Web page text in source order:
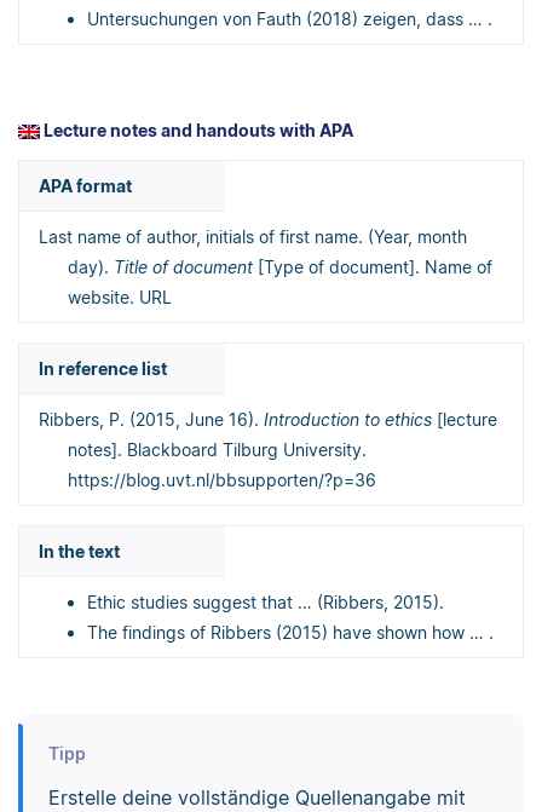
Untersuchungen von Fauth (2018) zeigen, dass … .
Lecture notes and handouts with APA
APA format
Last name of author, initials of first name. (Year, month
day). Title of document [Type of document]. Name of
website. URL
In reference list
Ribbers, P. (2015, June 16). Introduction to ethics [lecture
notes]. Blackboard Tilburg University.
https://blog.uvt.nl/bbsupporten/?p=36
In the text
Ethic studies suggest that … (Ribbers, 2015).
The findings of Ribbers (2015) have shown how … .
Tipp
Erstelle deine vollständige Quellenangabe mit